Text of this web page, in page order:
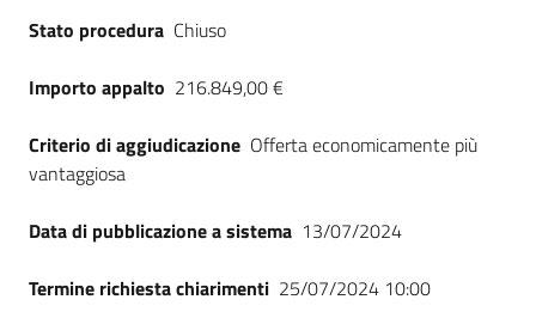
Stato procedura Chiuso
Importo appalto 216.849,00 €
Criterio di aggiudicazione Offerta economicamente più
vantaggiosa
Data di pubblicazione a sistema 13/07/2024
Termine richiesta chiarimenti 25/07/2024 10:00